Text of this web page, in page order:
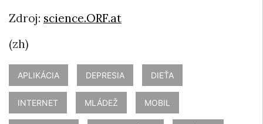
Zdroj: science.ORF.at
(zh)
APLIKÁCIA DEPRESIA DIEŤA
INTERNET MLÁDEŽ MOBIL